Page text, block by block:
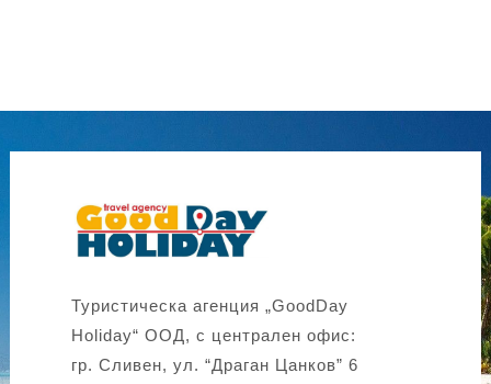
Туристическа агенция „GoodDay
Holiday“ ООД, с централен офис:
гр. Сливен, ул. “Драган Цанков” 6